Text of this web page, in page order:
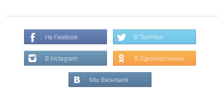
На Facebook В Твиттере
В Instagram В Одноклассниках
Мы Вконтакте